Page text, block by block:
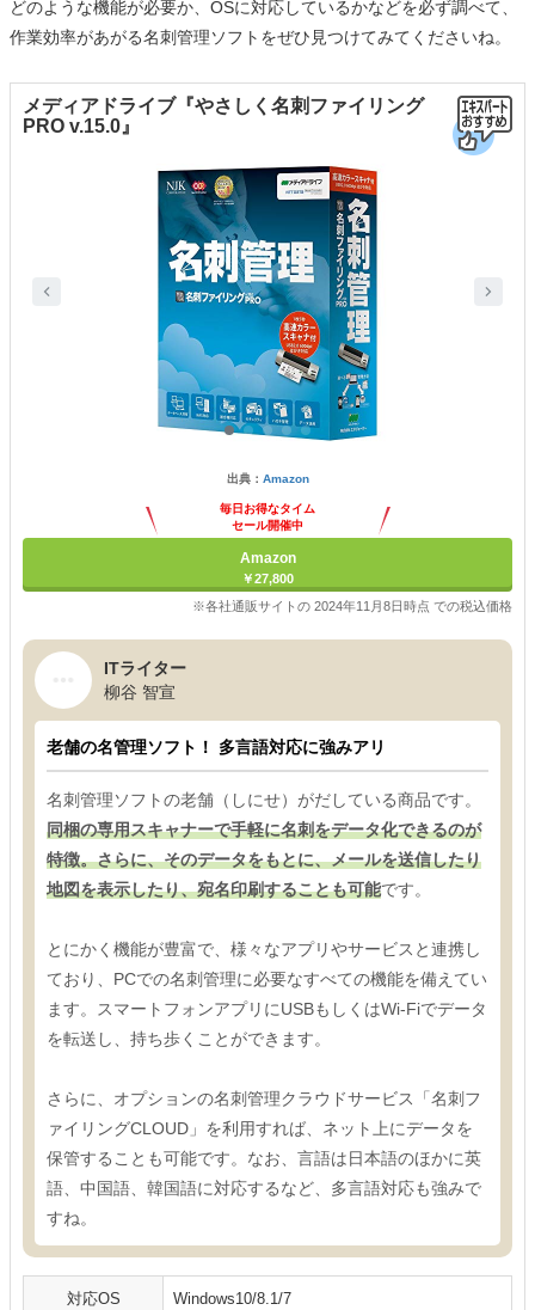
どのような機能が必要か、OSに対応しているかなどを必ず調べて、
作業効率があがる名刺管理ソフトをぜひ見つけてみてくださいね。
メディアドライブ『やさしく名刺ファイリング
PRO v.15.0』
出典： Amazon
毎日お得なタイム
セール開催中
Amazon
￥27,800
※各社通販サイトの 2024年11月8日時点 での税込価格
ITライター
柳谷 智宣
老舗の名管理ソフト！ 多言語対応に強みアリ
名刺管理ソフトの老舗（しにせ）がだしている商品です。
同梱の専用スキャナーで手軽に名刺をデータ化できるのが
特徴。さらに、そのデータをもとに、メールを送信したり
地図を表示したり、宛名印刷することも可能です。
とにかく機能が豊富で、様々なアプリやサービスと連携し
ており、PCでの名刺管理に必要なすべての機能を備えてい
ます。スマートフォンアプリにUSBもしくはWi-Fiでデータ
を転送し、持ち歩くことができます。
さらに、オプションの名刺管理クラウドサービス「名刺フ
ァイリングCLOUD」を利用すれば、ネット上にデータを
保管することも可能です。なお、言語は日本語のほかに英
語、中国語、韓国語に対応するなど、多言語対応も強みで
すね。
対応OS Windows10/8.1/7